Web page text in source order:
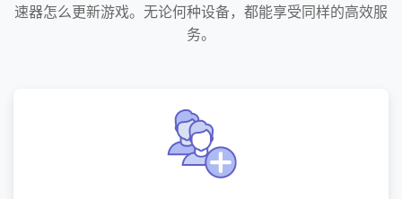
速器怎么更新游戏。无论何种设备，都能享受同样的高效服
务。